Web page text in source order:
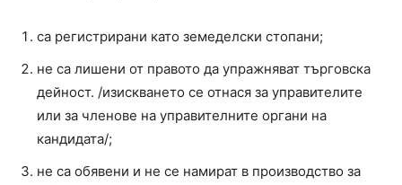
са регистрирани като земеделски стопани;
не са лишени от правото да упражняват търговска
дейност. /изискването се отнася за управителите
или за членове на управителните органи на
кандидата/;
не са обявени и не се намират в производство за